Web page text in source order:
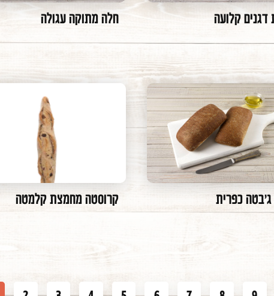
דגנים קלועה חלה מתוקה עגולה
ג'בטה כפרית קרוסטה מחמצת קלמטה